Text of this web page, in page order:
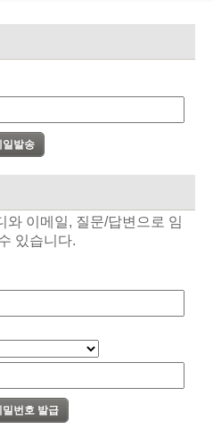
와 이메일, 질문/답변으로 임
있습니다.